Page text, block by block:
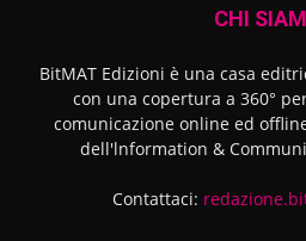
CHI
BitMAT Edizioni è una casa
con una copertura a 360°
comunicazione online ed
dell'lnformation &
Contattaci: